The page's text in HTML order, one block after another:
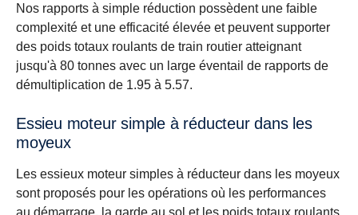
Nos rapports à simple réduction possèdent une faible
complexité et une efficacité élevée et peuvent supporter
des poids totaux roulants de train routier atteignant
jusqu'à 80 tonnes avec un large éventail de rapports de
démultiplication de 1.95 à 5.57.
Essieu moteur simple à réducteur dans les
moyeux
Les essieux moteur simples à réducteur dans les moyeux
sont proposés pour les opérations où les performances
au démarrage, la garde au sol et les poids totaux roulants